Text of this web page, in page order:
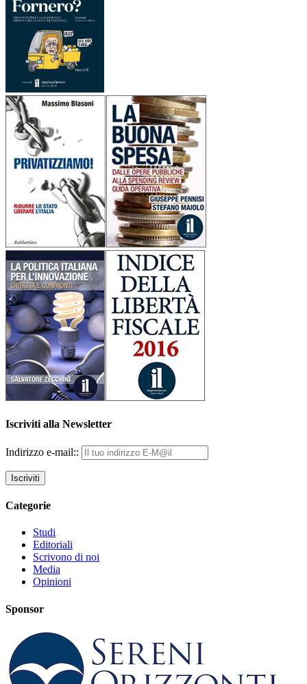
Iscriviti alla Newsletter
Indirizzo e-mail::
Categorie
Studi
Editoriali
Scrivono di noi
Media
Opinioni
Sponsor